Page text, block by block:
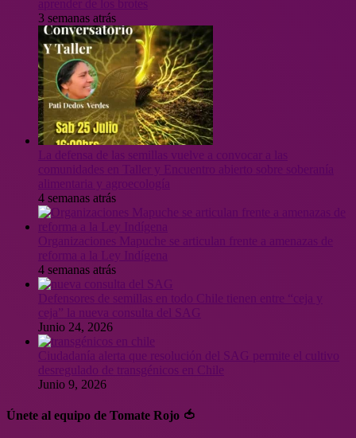
3 semanas atrás
4 semanas atrás
Organizaciones Mapuche se articulan frente a amenazas de
reforma a la Ley Indígena
4 semanas atrás
Defensores de semillas en todo Chile tienen entre “ceja y
ceja” la nueva consulta del SAG
Junio 24, 2026
Ciudadanía alerta que resolución del SAG permite el cultivo
desregulado de transgénicos en Chile
Junio 9, 2026
Únete al equipo de Tomate Rojo 🍅